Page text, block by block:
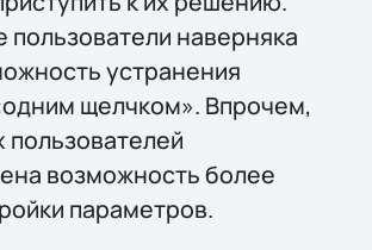
наверняка
устранения
щелчком». Впрочем,
возможность более
параметров.